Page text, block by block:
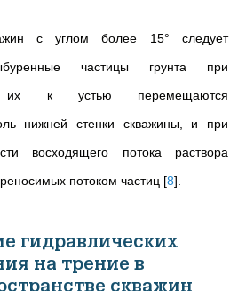
с углом более 15° следует
частицы грунта при
их к устью перемещаются
нижней стенки скважины, и при
восходящего потока раствора
потоком частиц [8].
гидравлических
на трение в
скважин